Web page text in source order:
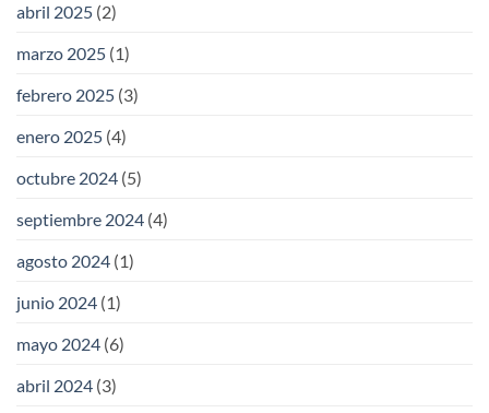
abril 2025 (2)
marzo 2025 (1)
febrero 2025 (3)
enero 2025 (4)
octubre 2024 (5)
septiembre 2024 (4)
agosto 2024 (1)
junio 2024 (1)
mayo 2024 (6)
abril 2024 (3)